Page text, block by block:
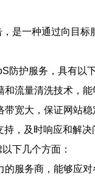
是一种通过向目
防护服务，具有以
流量清洗技术，
带宽大，保证网站稳
持，及时响应和解决
下几个方面：
的服务商，能够应